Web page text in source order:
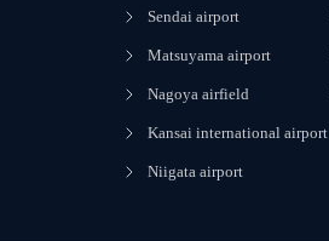
Sendai airport
Matsuyama airport
Nagoya airfield
Kansai international airport
Niigata airport